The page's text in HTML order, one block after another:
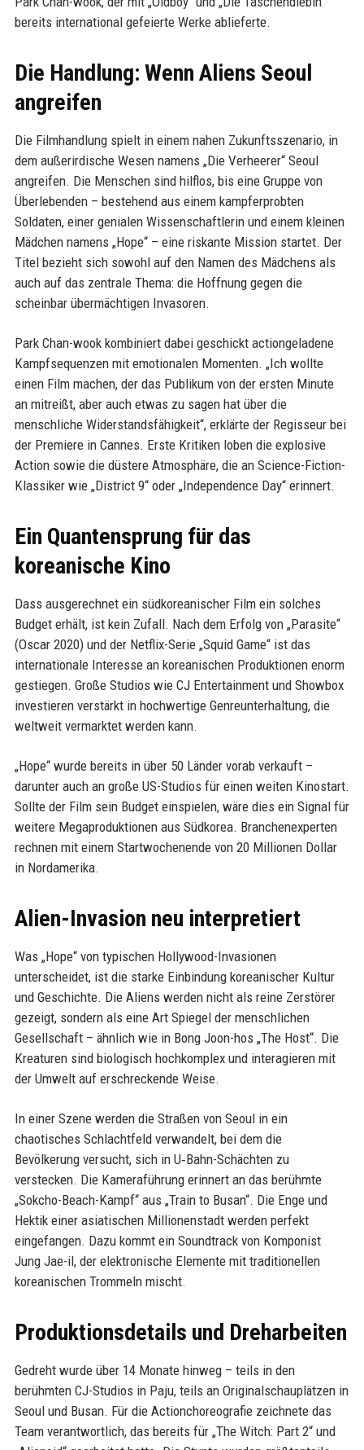
bereits international gefeierte Werke ablieferte.
Die Handlung: Wenn Aliens Seoul
angreifen
Die Filmhandlung spielt in einem nahen Zukunftsszenario, in
dem außerirdische Wesen namens „Die Verheerer“ Seoul
angreifen. Die Menschen sind hilflos, bis eine Gruppe von
Überlebenden – bestehend aus einem kampferprobten
Soldaten, einer genialen Wissenschaftlerin und einem kleinen
Mädchen namens „Hope“ – eine riskante Mission startet. Der
Titel bezieht sich sowohl auf den Namen des Mädchens als
auch auf das zentrale Thema: die Hoffnung gegen die
scheinbar übermächtigen Invasoren.
Park Chan-wook kombiniert dabei geschickt actiongeladene
Kampfsequenzen mit emotionalen Momenten. „Ich wollte
einen Film machen, der das Publikum von der ersten Minute
an mitreißt, aber auch etwas zu sagen hat über die
menschliche Widerstandsfähigkeit“, erklärte der Regisseur bei
der Premiere in Cannes. Erste Kritiken loben die explosive
Action sowie die düstere Atmosphäre, die an Science-Fiction-
Klassiker wie „District 9“ oder „Independence Day“ erinnert.
Ein Quantensprung für das
koreanische Kino
Dass ausgerechnet ein südkoreanischer Film ein solches
Budget erhält, ist kein Zufall. Nach dem Erfolg von „Parasite“
(Oscar 2020) und der Netflix-Serie „Squid Game“ ist das
internationale Interesse an koreanischen Produktionen enorm
gestiegen. Große Studios wie CJ Entertainment und Showbox
investieren verstärkt in hochwertige Genreunterhaltung, die
weltweit vermarktet werden kann.
„Hope“ wurde bereits in über 50 Länder vorab verkauft –
darunter auch an große US-Studios für einen weiten Kinostart.
Sollte der Film sein Budget einspielen, wäre dies ein Signal für
weitere Megaproduktionen aus Südkorea. Branchenexperten
rechnen mit einem Startwochenende von 20 Millionen Dollar
in Nordamerika.
Alien-Invasion neu interpretiert
Was „Hope“ von typischen Hollywood-Invasionen
unterscheidet, ist die starke Einbindung koreanischer Kultur
und Geschichte. Die Aliens werden nicht als reine Zerstörer
gezeigt, sondern als eine Art Spiegel der menschlichen
Gesellschaft – ähnlich wie in Bong Joon-hos „The Host“. Die
Kreaturen sind biologisch hochkomplex und interagieren mit
der Umwelt auf erschreckende Weise.
In einer Szene werden die Straßen von Seoul in ein
chaotisches Schlachtfeld verwandelt, bei dem die
Bevölkerung versucht, sich in U‑Bahn-Schächten zu
verstecken. Die Kameraführung erinnert an das berühmte
„Sokcho-Beach-Kampf“ aus „Train to Busan“. Die Enge und
Hektik einer asiatischen Millionenstadt werden perfekt
eingefangen. Dazu kommt ein Soundtrack von Komponist
Jung Jae-il, der elektronische Elemente mit traditionellen
koreanischen Trommeln mischt.
Produktionsdetails und Dreharbeiten
Gedreht wurde über 14 Monate hinweg – teils in den
berühmten CJ-Studios in Paju, teils an Originalschauplätzen in
Seoul und Busan. Für die Actionchoreografie zeichnete das
Team verantwortlich, das bereits für „The Witch: Part 2“ und